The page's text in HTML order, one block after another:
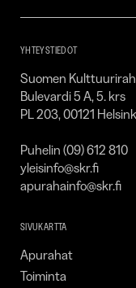
YHTEYSTIEDOT
Suomen
Bulevardi 5 A, 5. krs
PL 203, 00121
Puhelin (09) 612 810
yleisinfo@skr.fi
apurahainfo@skr.fi
SIVUKARTTA
Apurahat
Toiminta